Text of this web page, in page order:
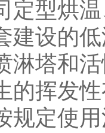
定型烘
建设的
淋塔和
的挥发
规定使